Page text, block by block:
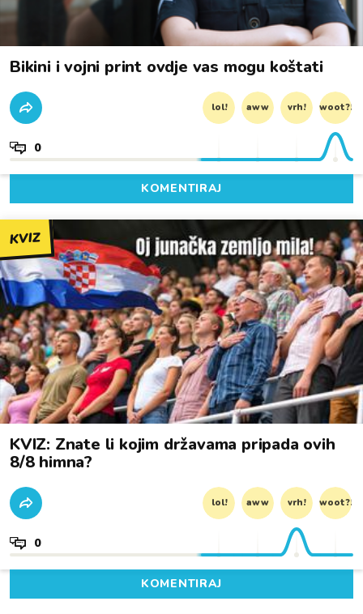
Bikini i vojni print ovdje vas mogu koštati
lol! aww vrh! woot?!
0
KOMENTIRAJ
KVIZ
KVIZ: Znate li kojim državama pripada ovih
8/8 himna?
lol! aww vrh! woot?!
0
KOMENTIRAJ